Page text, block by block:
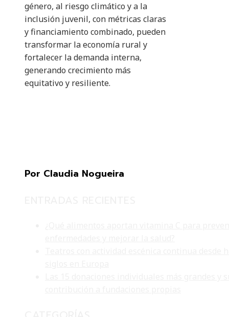
género, al riesgo climático y a la
inclusión juvenil, con métricas claras
y financiamiento combinado, pueden
transformar la economía rural y
fortalecer la demanda interna,
generando crecimiento más
equitativo y resiliente.
Por Claudia Nogueira